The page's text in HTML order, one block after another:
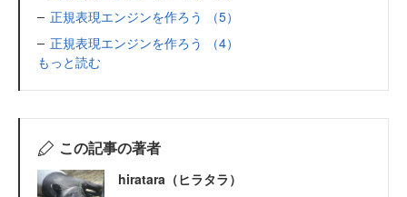
正規表現エンジンを作ろう （5）
正規表現エンジンを作ろう （4）
もっと読む
この記事の著者
hiratara（ヒラタラ）